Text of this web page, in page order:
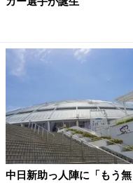
中日新助っ人陣に「もう無